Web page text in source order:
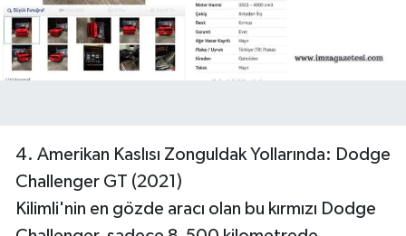
4. Amerikan Kaslısı Zonguldak Yollarında: Dodge
Challenger GT (2021)
Kilimli'nin en gözde aracı olan bu kırmızı Dodge